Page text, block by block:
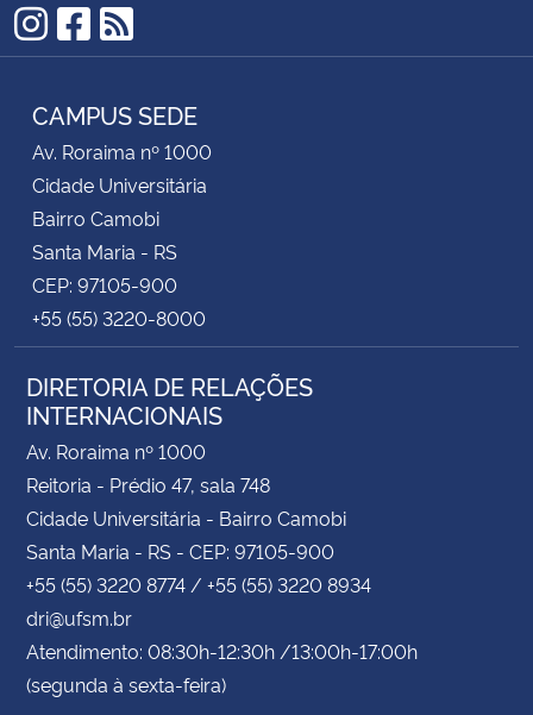
Instagram
Facebook
RSS
CAMPUS SEDE
Av. Roraima nº 1000
Cidade Universitária
Bairro Camobi
Santa Maria - RS
CEP: 97105-900
+55 (55) 3220-8000
DIRETORIA DE RELAÇÕES
INTERNACIONAIS
Av. Roraima nº 1000
Reitoria - Prédio 47, sala 748
Cidade Universitária - Bairro Camobi
Santa Maria - RS - CEP: 97105-900
+55 (55) 3220 8774 / +55 (55) 3220 8934
dri@ufsm.br
Atendimento: 08:30h-12:30h /13:00h-17:00h
(segunda à sexta-feira)